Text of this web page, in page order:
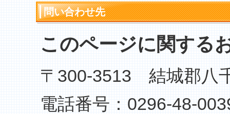
問い合わせ先
このページに関する
〒300-3513 結城郡八
電話番号：0296-48-